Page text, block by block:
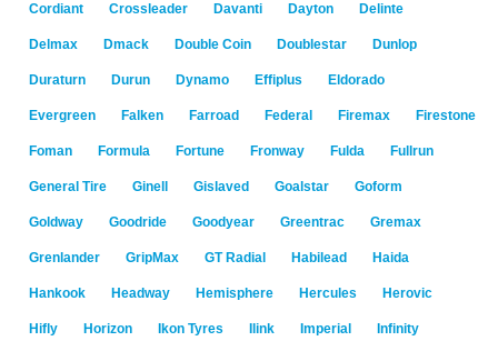
Cordiant Crossleader Davanti Dayton Delinte
Delmax Dmack Double Coin Doublestar Dunlop
Duraturn Durun Dynamo Effiplus Eldorado
Evergreen Falken Farroad Federal Firemax Firestone
Foman Formula Fortune Fronway Fulda Fullrun
General Tire Ginell Gislaved Goalstar Goform
Goldway Goodride Goodyear Greentrac Gremax
Grenlander GripMax GT Radial Habilead Haida
Hankook Headway Hemisphere Hercules Herovic
Hifly Horizon Ikon Tyres Ilink Imperial Infinity